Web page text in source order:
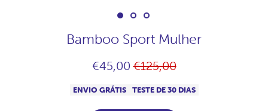
Bamboo Sport Mulher
€45,00Preço
€125,00
ENVIO GRÁTIS TESTE DE 30 DIAS